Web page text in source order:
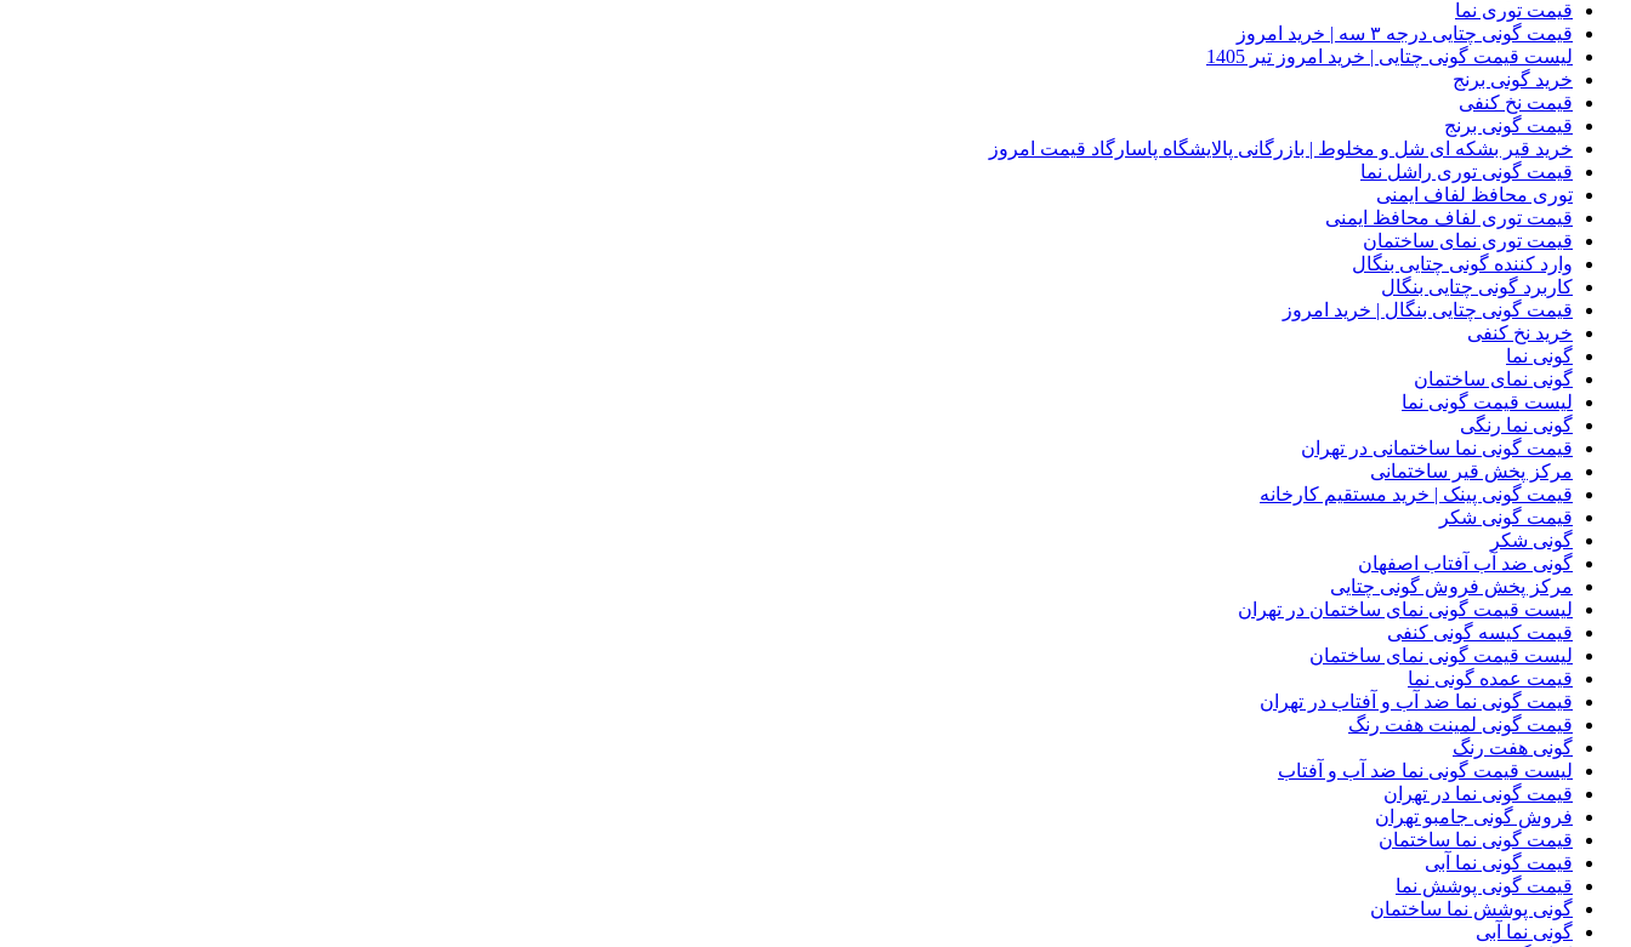
قیمت توری نما
قیمت گونی چتایی درجه ۳ سه | خرید امروز
لیست قیمت گونی چتایی | خرید امروز تیر 1405
خرید گونی برنج
قیمت نخ کنفی
قیمت گونی برنج
خرید قیر بشکه ای شل و مخلوط | بازرگانی پالایشگاه پاسارگاد قیمت امروز
قیمت گونی توری راشل نما
توری محافظ لفاف ایمنی
قیمت توری لفاف محافظ ایمنی
قیمت توری نمای ساختمان
وارد کننده گونی چتایی بنگال
کاربرد گونی چتایی بنگال
قیمت گونی چتایی بنگال | خرید امروز
خرید نخ کنفی
گونی نما
گونی نمای ساختمان
لیست قیمت گونی نما
گونی نما رنگی
قیمت گونی نما ساختمانی در تهران
مرکز پخش قیر ساختمانی
قیمت گونی پینک | خرید مستقیم کارخانه
قیمت گونی شکر
گونی شکر
گونی ضد آب آفتاب اصفهان
مرکز پخش فروش گونی چتایی
لیست قیمت گونی نمای ساختمان در تهران
قیمت کیسه گونی کنفی
لیست قیمت گونی نمای ساختمان
قیمت عمده گونی نما
قیمت گونی نما ضد آب و آفتاب در تهران
قیمت گونی لمینت هفت رنگ
گونی هفت رنگ
لیست قیمت گونی نما ضد آب و آفتاب
قیمت گونی نما در تهران
فروش گونی جامبو تهران
قیمت گونی نما ساختمان
قیمت گونی نما آبی
قیمت گونی پوشش نما
گونی پوشش نما ساختمان
گونی نما آبی